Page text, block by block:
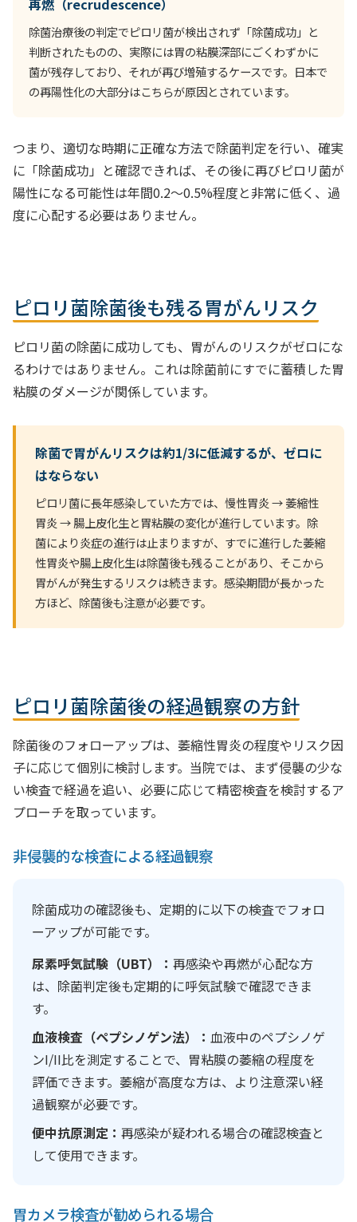
再燃（recrudescence）
除菌治療後の判定でピロリ菌が検出されず「除菌成功」と
判断されたものの、実際には胃の粘膜深部にごくわずかに
菌が残存しており、それが再び増殖するケースです。日本で
の再陽性化の大部分はこちらが原因とされています。
つまり、適切な時期に正確な方法で除菌判定を行い、確実
に「除菌成功」と確認できれば、その後に再びピロリ菌が
陽性になる可能性は年間0.2〜0.5%程度と非常に低く、過
度に心配する必要はありません。
ピロリ菌除菌後も残る胃がんリスク
ピロリ菌の除菌に成功しても、胃がんのリスクがゼロにな
るわけではありません。これは除菌前にすでに蓄積した胃
粘膜のダメージが関係しています。
除菌で胃がんリスクは約1/3に低減するが、ゼロに
はならない
ピロリ菌に長年感染していた方では、慢性胃炎 → 萎縮性
胃炎 → 腸上皮化生と胃粘膜の変化が進行しています。除
菌により炎症の進行は止まりますが、すでに進行した萎縮
性胃炎や腸上皮化生は除菌後も残ることがあり、そこから
胃がんが発生するリスクは続きます。感染期間が長かった
方ほど、除菌後も注意が必要です。
ピロリ菌除菌後の経過観察の方針
除菌後のフォローアップは、萎縮性胃炎の程度やリスク因
子に応じて個別に検討します。当院では、まず侵襲の少な
い検査で経過を追い、必要に応じて精密検査を検討するア
プローチを取っています。
非侵襲的な検査による経過観察
除菌成功の確認後も、定期的に以下の検査でフォロ
ーアップが可能です。
尿素呼気試験（UBT）： 再感染や再燃が心配な方
は、除菌判定後も定期的に呼気試験で確認できま
す。
血液検査（ペプシノゲン法）： 血液中のペプシノゲ
ンI/II比を測定することで、胃粘膜の萎縮の程度を
評価できます。萎縮が高度な方は、より注意深い経
過観察が必要です。
便中抗原測定： 再感染が疑われる場合の確認検査と
して使用できます。
胃カメラ検査が勧められる場合